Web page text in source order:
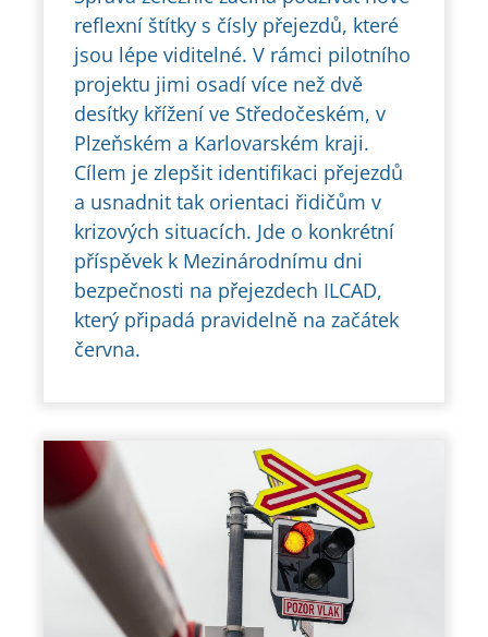
reflexní štítky s čísly přejezdů, které
jsou lépe viditelné. V rámci pilotního
projektu jimi osadí více než dvě
desítky křížení ve Středočeském, v
Plzeňském a Karlovarském kraji.
Cílem je zlepšit identifikaci přejezdů
a usnadnit tak orientaci řidičům v
krizových situacích. Jde o konkrétní
příspěvek k Mezinárodnímu dni
bezpečnosti na přejezdech ILCAD,
který připadá pravidelně na začátek
června.